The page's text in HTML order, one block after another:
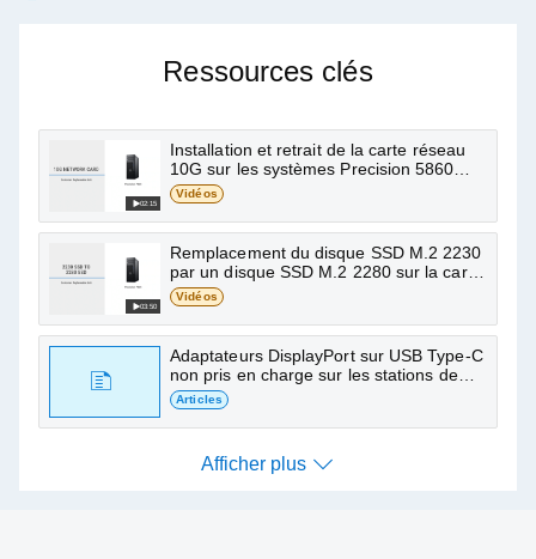
Station de Travail Tour
Trouvez des articles, des manuels et d’autres
ressources de soutien
Ressources clés
02:15
Installation et retrait de la carte réseau
10G sur les systèmes Precision 5860
Tower/Precision 7865 Tower/Precision
7960 Tower/Precision 7875 Tower
Vidéos
03:50
Remplacement du disque SSD M.2 2230
par un disque SSD M.2 2280 sur la carte
système dans les modèles Precision
5860 Tower/Precision 7865
Tower/Precision 7875 Tower
Vidéos
Adaptateurs DisplayPort sur USB Type-C
non pris en charge sur les stations de
travail de bureau et en rack OptiPlex et
Dell Precision équipées de cartes
d’extension spécifiques
Articles
Afficher plus